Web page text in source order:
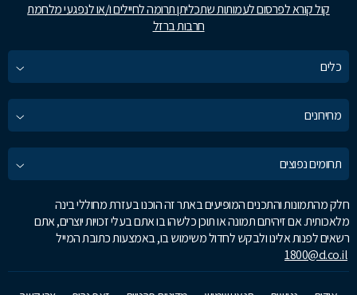
קול קורא לפרסום לעמותות שתכליתן תרומה לחיילים ו/או לנפגעי מלחמת
חרבות ברזל
כלים
מחירונים
תחומים נפוצים
חלק מהתמונות והתכנים המופיעים באתר זה הוכנו בעזרת מחוללי בינה
מלאכותית. אם זיהיתם תמונה או תוכן כלשהו בו אתם בעלי זכויות יוצרים, אתם
רשאים לפנות אלינו ולבקש לחדול משימוש בו, באמצעות כתובת המייל
1800@d.co.il